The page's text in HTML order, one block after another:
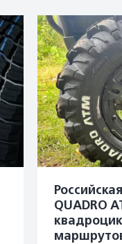
QUADRO